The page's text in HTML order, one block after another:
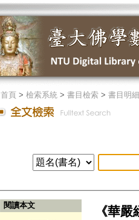
首頁> 檢索系統> 書目檢索> 書目明細
閱讀本文 《華